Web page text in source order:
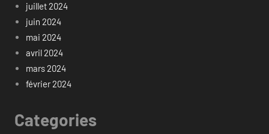
juillet 2024
juin 2024
mai 2024
avril 2024
mars 2024
février 2024
Categories